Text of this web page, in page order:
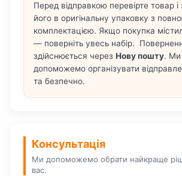
Перед відправкою перевірте товар і
його в оригінальну упаковку з
комплектацією. Якщо покупка
— поверніть увесь набір.
здійснюється через Нову пошту. Ми
допоможемо організувати
та безпечно.
Консультація
Ми допоможемо обрати найкраще
вас.